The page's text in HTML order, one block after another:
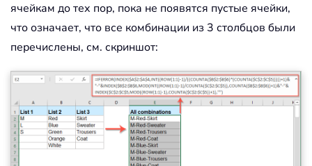
ячейкам до тех пор, пока не появятся пустые ячейки,
что означает, что все комбинации из 3 столбцов были
перечислены, см. скриншот: